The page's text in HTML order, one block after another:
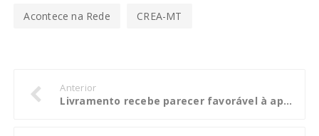
Acontece na Rede CREA-MT
Anterior
Livramento recebe parecer favorável à aprovação das contas de governo de 2016